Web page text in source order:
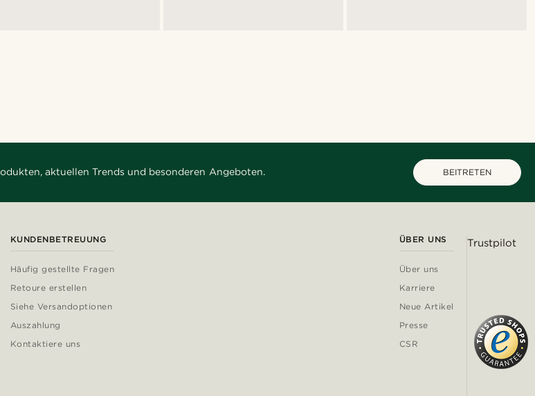
aktuellen Trends und besonderen Angeboten. BEITRETEN
KUNDENBETREUUNG
Häufig gestellte Fragen
Retoure erstellen
Siehe Versandoptionen
Auszahlung
Kontaktiere uns
ÜBER UNS
Über uns
Karriere
Neue Artikel
Presse
CSR
Trustpilot